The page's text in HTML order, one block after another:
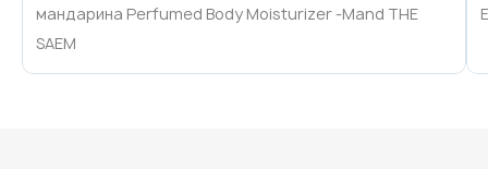
Аксессуары
мандарина Perfumed Body Moisturizer -Mand THE
SAEM